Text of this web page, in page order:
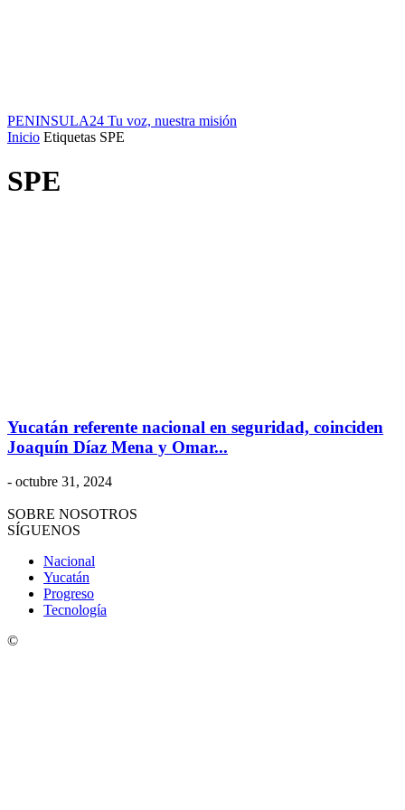
PENINSULA24 Tu voz, nuestra misión
Inicio Etiquetas SPE
SPE
Yucatán referente nacional en seguridad, coinciden
Joaquín Díaz Mena y Omar...
- octubre 31, 2024
SOBRE NOSOTROS
SÍGUENOS
Nacional
Yucatán
Progreso
Tecnología
©